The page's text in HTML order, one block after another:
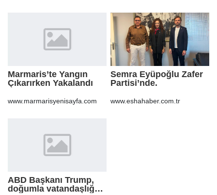
Marmaris’te Yangın
Çıkarırken Yakalandı
www.marmarisyenisayfa.com
Semra Eyüpoğlu Zafer
Partisi’nde.
www.eshahaber.com.tr
ABD Başkanı Trump,
doğumla vatandaşlığa